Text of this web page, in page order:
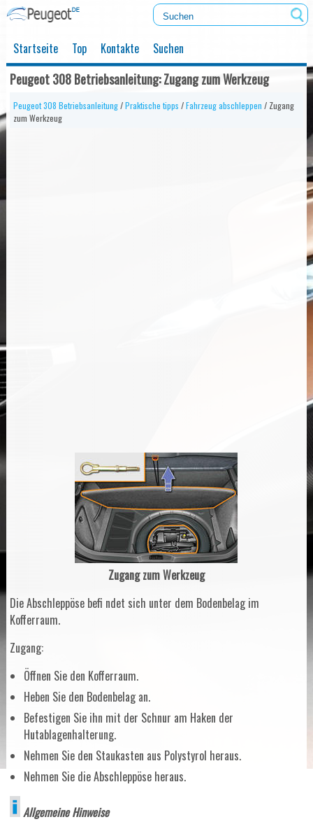
Startseite Top Kontakte Suchen
Peugeot 308 Betriebsanleitung: Zugang zum Werkzeug
Peugeot 308 Betriebsanleitung/Praktische tipps /Fahrzeug abschleppen / Zugang
zum Werkzeug
Zugang zum Werkzeug
Die Abschleppöse befi ndet sich unter dem Bodenbelag im
Kofferraum.
Zugang:
Öffnen Sie den Kofferraum.
Heben Sie den Bodenbelag an.
Befestigen Sie ihn mit der Schnur am Haken der
Hutablagenhalterung.
Nehmen Sie den Staukasten aus Polystyrol heraus.
Nehmen Sie die Abschleppöse heraus.
Allgemeine Hinweise